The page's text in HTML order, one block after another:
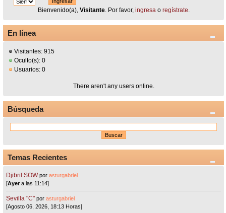
Bienvenido(a), Visitante. Por favor, ingresao regístrate.
En línea
Visitantes: 915
Oculto(s): 0
Usuarios: 0
There aren't any users online.
Búsqueda
Temas Recientes
Djibril SOW porasturgabriel
[Ayera las 11:14]
Sevilla "C"porasturgabriel
[Agosto 06, 2026, 18:13 Horas]